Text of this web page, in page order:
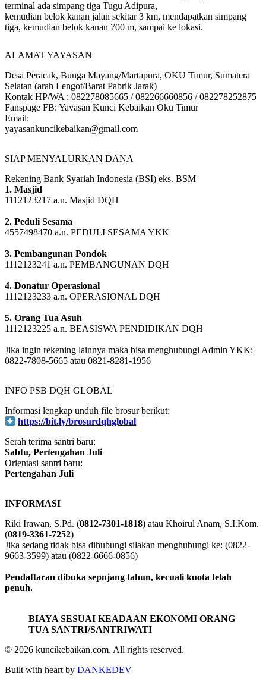
terminal ada simpang tiga Tugu Adipura,
kemudian belok kanan jalan sekitar 3 km, mendapatkan simpang
tiga, kemudian belok kanan 700 m, sampai ke lokasi.
ALAMAT YAYASAN
Desa Peracak, Bunga Mayang/Martapura, OKU Timur, Sumatera
Selatan (arah Lengot/Barat Pabrik Jarak)
Kontak HP/WA : 082278085665 / 082266660856 / 082278252875
Fanspage FB: Yayasan Kunci Kebaikan Oku Timur
Email:
yayasankuncikebaikan@gmail.com
SIAP MENYALURKAN DANA
Rekening Bank Syariah Indonesia (BSI) eks. BSM
1. Masjid
1112123217 a.n. Masjid DQH
2. Peduli Sesama
4557498470 a.n. PEDULI SESAMA YKK
3. Pembangunan Pondok
1112123241 a.n. PEMBANGUNAN DQH
4. Donatur Operasional
1112123233 a.n. OPERASIONAL DQH
5. Orang Tua Asuh
1112123225 a.n. BEASISWA PENDIDIKAN DQH
Jika ingin rekening lainnya maka bisa menghubungi Admin YKK:
0822-7808-5665 atau 0821-8281-1956
INFO PSB DQH GLOBAL
Informasi lengkap unduh file brosur berikut:
https://bit.ly/brosurdqhglobal
Serah terima santri baru:
Sabtu, Pertengahan Juli
Orientasi santri baru:
Pertengahan Juli
INFORMASI
Riki Irawan, S.Pd. (0812-7301-1818) atau Khoirul Anam, S.I.Kom.
(0819-3361-7252)
Jika sedang tidak bisa dihubungi silakan menghubungi ke: (0822-
9663-3599) atau (0822-6666-0856)
Pendaftaran dibuka sepnjang tahun, kecuali kuota telah
penuh.
BIAYA SESUAI KEADAAN EKONOMI ORANG
TUA SANTRI/SANTRIWATI
© 2026 kuncikebaikan.com. All rights reserved.
Built with heart by DANKEDEV